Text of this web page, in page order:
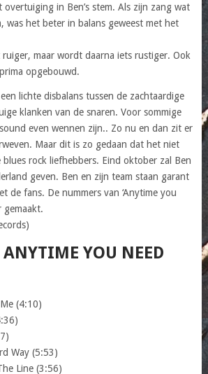
in Ben’s stem. Als zijn zang wat
was het beter in balans geweest met het
ruiger, maar wordt daarna iets rustiger. Ook
opgebouwd.
lichte disbalans tussen de zachtaardige
klanken van de snaren. Voor sommige
even wennen zijn.. Zo nu en dan zit er
Maar dit is zo gedaan dat het niet
rock liefhebbers. Eind oktober zal Ben
geven. Ben en zijn team staan garant
de fans. De nummers van ‘Anytime you
gemaakt.
YOU NEED
(4:10)
Way (5:53)
Line (3:56)